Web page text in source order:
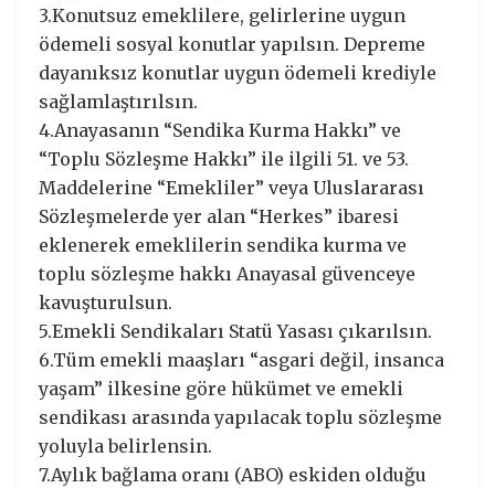
3.Konutsuz emeklilere, gelirlerine uygun
ödemeli sosyal konutlar yapılsın. Depreme
dayanıksız konutlar uygun ödemeli krediyle
sağlamlaştırılsın.
4.Anayasanın “Sendika Kurma Hakkı” ve
“Toplu Sözleşme Hakkı” ile ilgili 51. ve 53.
Maddelerine “Emekliler” veya Uluslararası
Sözleşmelerde yer alan “Herkes” ibaresi
eklenerek emeklilerin sendika kurma ve
toplu sözleşme hakkı Anayasal güvenceye
kavuşturulsun.
5.Emekli Sendikaları Statü Yasası çıkarılsın.
6.Tüm emekli maaşları “asgari değil, insanca
yaşam” ilkesine göre hükümet ve emekli
sendikası arasında yapılacak toplu sözleşme
yoluyla belirlensin.
7.Aylık bağlama oranı (ABO) eskiden olduğu